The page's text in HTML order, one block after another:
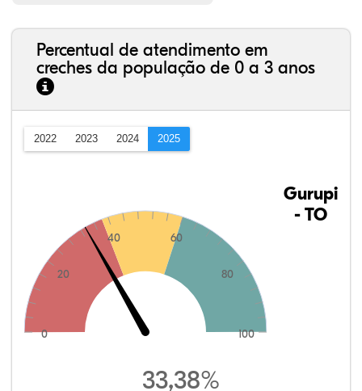
Percentual de atendimento em
creches da população de 0 a 3 anos
2022 2023 2024 2025
0
20
40 60
80
100
Gurupi
- TO
33,38%